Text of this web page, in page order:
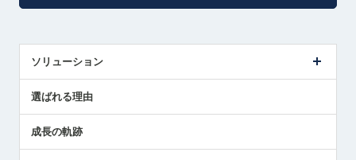
ソリューション
解決策提案
選ばれる理由
成長の軌跡